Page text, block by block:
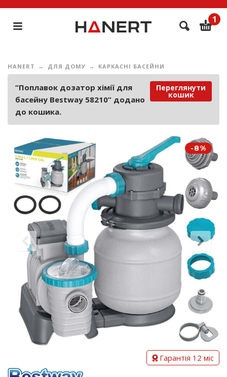
1
HANERT ДЛЯ ДОМУ КАРКАСНІ БАСЕЙНИ
“Поплавок дозатор хімії для
басейну Bestway 58210” додано
до кошика.
Переглянути
кошик
-8%
Гарантія 12 міс